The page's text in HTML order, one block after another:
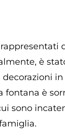
è
fontana è
sono